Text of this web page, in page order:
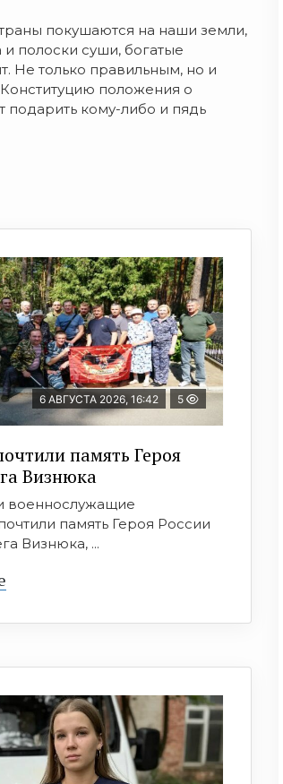
покушаются на наши земли,
полоски суши, богатые
Не только правильным, но и
положения о
подарить кому-либо и пядь
6 АВГУСТА 2026, 16:42 5
память Героя
Визнюка
военнослужащие
память Героя России
Визнюка, ...